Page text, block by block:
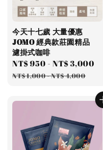
今天十七歲 大量優惠
JOMO 經典款莊園精品
濾掛式咖啡
Sale
price
NT$ 950 -NT$ 3,000
NT$ 1,000-NT$ 4,000